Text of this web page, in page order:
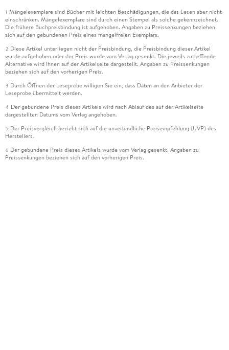
1 Mängelexemplare sind Bücher mit leichten Beschädigungen, die das Lesen aber nicht
einschränken. Mängelexemplare sind durch einen Stempel als solche gekennzeichnet.
Die frühere Buchpreisbindung ist aufgehoben. Angaben zu Preissenkungen beziehen
sich auf den gebundenen Preis eines mangelfreien Exemplars.
2 Diese Artikel unterliegen nicht der Preisbindung, die Preisbindung dieser Artikel
wurde aufgehoben oder der Preis wurde vom Verlag gesenkt. Die jeweils zutreffende
Alternative wird Ihnen auf der Artikelseite dargestellt. Angaben zu Preissenkungen
beziehen sich auf den vorherigen Preis.
3 Durch Öffnen der Leseprobe willigen Sie ein, dass Daten an den Anbieter der
Leseprobe übermittelt werden.
4 Der gebundene Preis dieses Artikels wird nach Ablauf des auf der Artikelseite
dargestellten Datums vom Verlag angehoben.
5 Der Preisvergleich bezieht sich auf die unverbindliche Preisempfehlung (UVP) des
Herstellers.
6 Der gebundene Preis dieses Artikels wurde vom Verlag gesenkt. Angaben zu
Preissenkungen beziehen sich auf den vorherigen Preis.